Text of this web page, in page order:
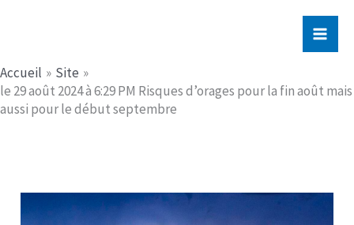
Accueil
Site
le 29 août 2024 à 6:29 PM Risques d’orages pour la fin août mais
aussi pour le début septembre